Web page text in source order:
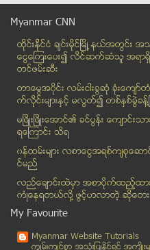
ျမန္မာ့အလင္း သတင္းစာ (၁၃-
ေၾကးမုံ သတင္းစာ (၁၃-၁၂-၂
Star Wars ဇာတ္ေကာင္ ျဖစ္
ေငြေၾကးအက်ပ္အတည္းၾကာ
ဆီးဂိမ္းဖြင့္ပြဲ ေဝဖန္ေနသူေတြအ
Samsung မိုဘိုင္းဖုန္း၏ လွ်ိဳ
Facebook ကို တစ္လဲြသံုးျခင္း
ခံတြင္းနံ႔ထြက္ေစသည့္ အေၾကာ
ေဒြးမယ္ေနာ္ ညီအစ္မေရခ်ိဳးက
ထိုိင္းမွ ကန္႕ကြက္သူမ်ားက ၀
တကၠသုိလ္ ေက်ာင္းသားထုကုိ စီ
Myanmar CNN
ထိုင္းနို္င္ငံ ခ်င္းမိုင္ျမိဳ ့နယ္အတြင္း
ေငြေၾကးေပး၍ လိင္ဆက္ဆံသူ အရာရွိ
တင္ဖမ္းဆီး
တာေမြအ၀ိုင္း လမ္းငါးခြဆံု ခံုးေ
က္လိုင္းမ်ားႏွင့္ မလြတ္၍ တစ္ႏွစ္ခြဲခ
မၿဖိဳးၿဖိဳးေအာင္၏ ခင္ပြန္း ေက်ာင္
ရေၾကာင္း သိရ
၀န္ထမ္းမ်ား လစာေငြအရစ္က်စုေ
င္မည္
လည္ေခ်ာင္းထဲမွာ အစာပိုက္ထည့္ထာ
ကံဳေနရတယ္လို႔ ဖြင့္ဟလာတဲ့ ဆုိေတး
My Favourite
Myanmar Website Tutorials
ကၽြမ္းက်င္စြာ အသုံးျပဳႏုိင္ရင္ အက်ိဳး